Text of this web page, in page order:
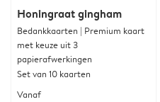
Honingraat gingham
Bedankkaarten | Premium kaart
met keuze uit 3
papierafwerkingen
Set van 10 kaarten
Vanaf